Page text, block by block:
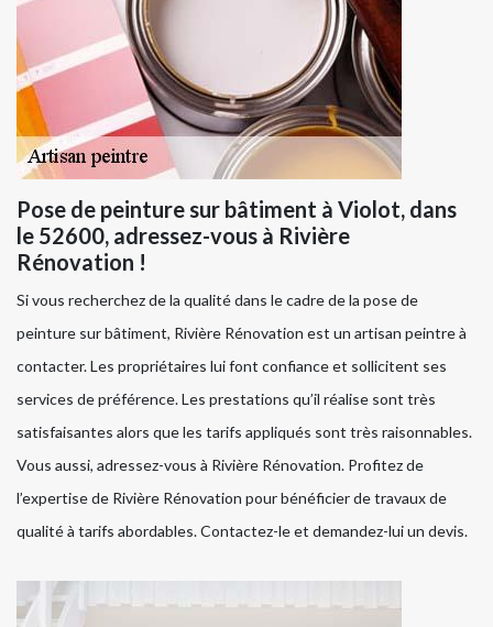
Pose de peinture sur bâtiment à Violot, dans
le 52600, adressez-vous à Rivière
Rénovation !
Si vous recherchez de la qualité dans le cadre de la pose de
peinture sur bâtiment, Rivière Rénovation est un artisan peintre à
contacter. Les propriétaires lui font confiance et sollicitent ses
services de préférence. Les prestations qu’il réalise sont très
satisfaisantes alors que les tarifs appliqués sont très raisonnables.
Vous aussi, adressez-vous à Rivière Rénovation. Profitez de
l’expertise de Rivière Rénovation pour bénéficier de travaux de
qualité à tarifs abordables. Contactez-le et demandez-lui un devis.